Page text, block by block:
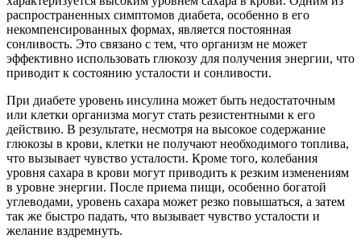
распространенных симптомов диабета, особенно в его
некомпенсированных формах, является постоянная
сонливость. Это связано с тем, что организм не может
эффективно использовать глюкозу для получения энергии, что
приводит к состоянию усталости и сонливости.
При диабете уровень инсулина может быть недостаточным
или клетки организма могут стать резистентными к его
действию. В результате, несмотря на высокое содержание
глюкозы в крови, клетки не получают необходимого топлива,
что вызывает чувство усталости. Кроме того, колебания
уровня сахара в крови могут приводить к резким изменениям
в уровне энергии. После приема пищи, особенно богатой
углеводами, уровень сахара может резко повышаться, а затем
так же быстро падать, что вызывает чувство усталости и
желание вздремнуть.